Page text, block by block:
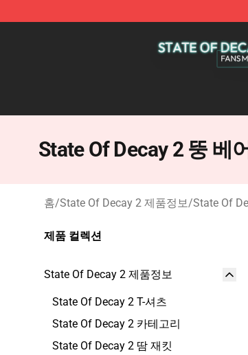
State Of Decay 2 뚱 베어
홈/State Of Decay 2 제품정보/State Of
제품 컬렉션
State Of Decay 2 제품정보
State Of Decay 2 T-셔츠
State Of Decay 2 카테고리
State Of Decay 2 땀 재킷